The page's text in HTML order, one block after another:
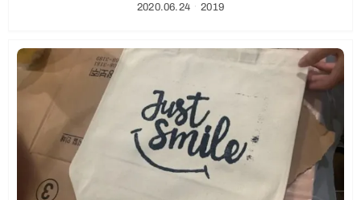
2020.06.24ㆍ2019